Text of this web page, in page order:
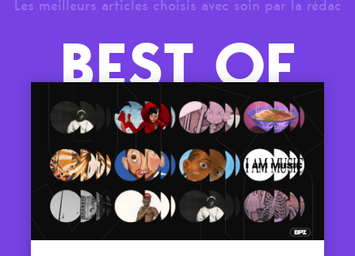
Les meilleurs articles choisis avec soin par la rédac
BEST OF